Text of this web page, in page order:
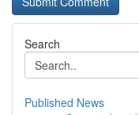
Search
Published News